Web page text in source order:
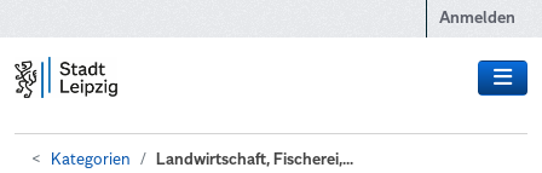
Anmelden
Kategorien Landwirtschaft, Fischerei,...